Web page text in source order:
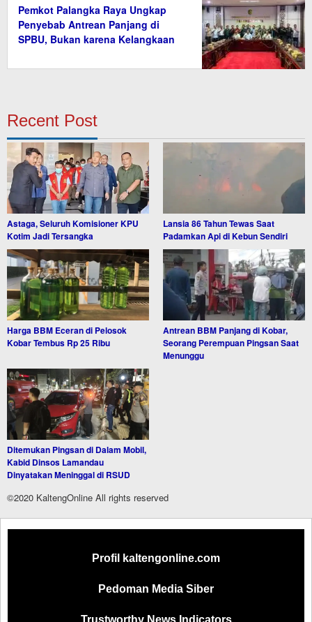
Pemkot Palangka Raya Ungkap
Penyebab Antrean Panjang di
SPBU, Bukan karena Kelangkaan
Recent Post
Astaga, Seluruh Komisioner KPU
Kotim Jadi Tersangka
Lansia 86 Tahun Tewas Saat
Padamkan Api di Kebun Sendiri
Harga BBM Eceran di Pelosok
Kobar Tembus Rp 25 Ribu
Antrean BBM Panjang di Kobar,
Seorang Perempuan Pingsan Saat
Menunggu
Ditemukan Pingsan di Dalam Mobil,
Kabid Dinsos Lamandau
Dinyatakan Meninggal di RSUD
©2020 KaltengOnline All rights reserved
Profil kaltengonline.com
Pedoman Media Siber